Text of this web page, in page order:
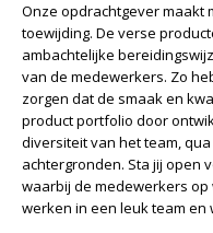
Onze opdrachtgever maakt
toewijding. De verse
ambachtelijke
van de medewerkers. Zo
zorgen dat de smaak en
product portfolio door
diversiteit van het team,
achtergronden. Sta jij open
waarbij de medewerkers
werken in een leuk team en